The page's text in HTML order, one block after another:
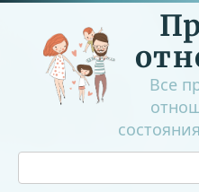
Перейти
контенту
Все
Поиск: